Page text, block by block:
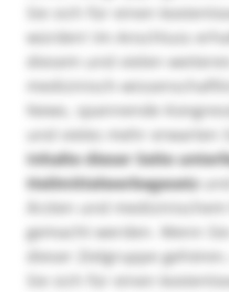
Sie sich für einen
würden! Im Anschluss
diesem und vielen
medizinisch-
News, spannende
und vieles mehr erwarten
Inhalte dieser Seite
Heilmittelwerbegesetz
Ärzten und
gemacht werden. Wenn
dieser Zielgruppe
Sie sich für einen